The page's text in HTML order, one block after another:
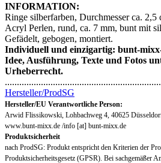
INFORMATION:
Ringe silberfarben, Durchmesser ca. 2,5
Acryl Perlen, rund, ca. 7 mm, bunt mit
Gefädelt, gebogen, montiert.
Individuell und einzigartig: bunt-
Idee, Ausführung, Texte und Fotos
Urheberrecht.
Hersteller/ProdSG
Hersteller/EU Verantwortliche Person:
Arwid Flissikowski, Lohbachweg 4, 40625
www.bunt-mixx.de /info [at] bunt-mixx.de
Produktsicherheit
nach ProdSG: Produkt entspricht den Kriterien der
Produktsicherheitsgesetz (GPSR). Bei sachgemäßer